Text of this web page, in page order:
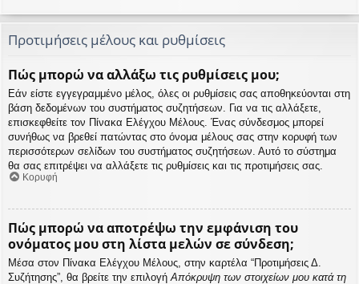
Προτιμήσεις μέλους και ρυθμίσεις
Πώς μπορώ να αλλάξω τις ρυθμίσεις μου;
Εάν είστε εγγεγραμμένο μέλος, όλες οι ρυθμίσεις σας αποθηκεύονται στη
βάση δεδομένων του συστήματος συζητήσεων. Για να τις αλλάξετε,
επισκεφθείτε τον Πίνακα Ελέγχου Μέλους. Ένας σύνδεσμος μπορεί
συνήθως να βρεθεί πατώντας στο όνομα μέλους σας στην κορυφή των
περισσότερων σελίδων του συστήματος συζητήσεων. Αυτό το σύστημα
θα σας επιτρέψει να αλλάξετε τις ρυθμίσεις και τις προτιμήσεις σας.
Κορυφή
Πώς μπορώ να αποτρέψω την εμφάνιση του
ονόματος μου στη λίστα μελών σε σύνδεση;
Μέσα στον Πίνακα Ελέγχου Μέλους, στην καρτέλα “Προτιμήσεις Δ.
Συζήτησης”, θα βρείτε την επιλογή Απόκρυψη των στοιχείων μου κατά τη